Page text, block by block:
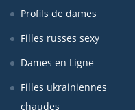
Profils de dames
Filles russes sexy
Dames en Ligne
Filles ukrainiennes
chaudes